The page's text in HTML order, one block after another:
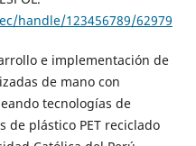
handle/123456789/62979
e implementación de
de mano con
tecnologías de
plástico PET reciclado